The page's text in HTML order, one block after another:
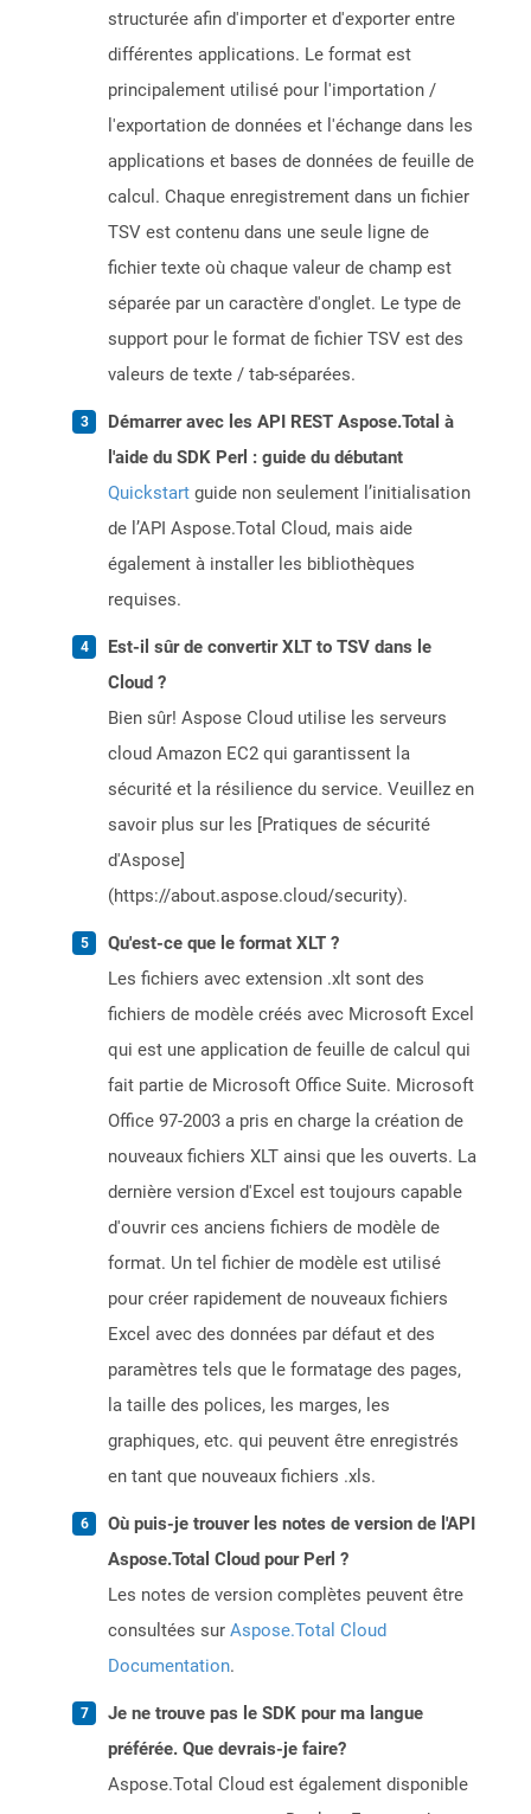
structurée afin d'importer et d'exporter entre
différentes applications. Le format est
principalement utilisé pour l'importation /
l'exportation de données et l'échange dans les
applications et bases de données de feuille de
calcul. Chaque enregistrement dans un fichier
TSV est contenu dans une seule ligne de
fichier texte où chaque valeur de champ est
séparée par un caractère d'onglet. Le type de
support pour le format de fichier TSV est des
valeurs de texte / tab-séparées.
Démarrer avec les API REST Aspose.Total à
l'aide du SDK Perl : guide du débutant
Quickstart guide non seulement l’initialisation
de l’API Aspose.Total Cloud, mais aide
également à installer les bibliothèques
requises.
Est-il sûr de convertir XLT to TSV dans le
Cloud ?
Bien sûr! Aspose Cloud utilise les serveurs
cloud Amazon EC2 qui garantissent la
sécurité et la résilience du service. Veuillez en
savoir plus sur les [Pratiques de sécurité
d'Aspose]
(https://about.aspose.cloud/security).
Qu'est-ce que le format XLT ?
Les fichiers avec extension .xlt sont des
fichiers de modèle créés avec Microsoft Excel
qui est une application de feuille de calcul qui
fait partie de Microsoft Office Suite. Microsoft
Office 97-2003 a pris en charge la création de
nouveaux fichiers XLT ainsi que les ouverts. La
dernière version d'Excel est toujours capable
d'ouvrir ces anciens fichiers de modèle de
format. Un tel fichier de modèle est utilisé
pour créer rapidement de nouveaux fichiers
Excel avec des données par défaut et des
paramètres tels que le formatage des pages,
la taille des polices, les marges, les
graphiques, etc. qui peuvent être enregistrés
en tant que nouveaux fichiers .xls.
Où puis-je trouver les notes de version de l'API
Aspose.Total Cloud pour Perl ?
Les notes de version complètes peuvent être
consultées sur Aspose.Total Cloud
Documentation.
Je ne trouve pas le SDK pour ma langue
préférée. Que devrais-je faire?
Aspose.Total Cloud est également disponible